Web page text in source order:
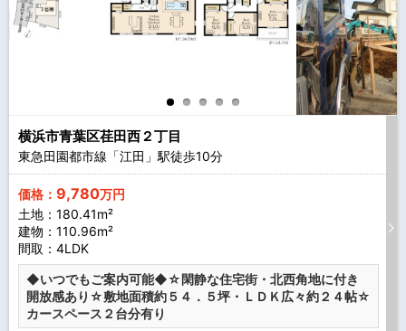
横浜市青葉区荏田西２丁目
東急田園都市線「江田」駅徒歩10分
価格： 9,780万円
土地：180.41m²
建物：110.96m²
間取：4LDK
◆いつでもご案内可能◆☆閑静な住宅街・北西角地に付き
開放感あり☆敷地面積約５４．５坪・ＬＤＫ広々約２４帖☆
カースペース２台分有り